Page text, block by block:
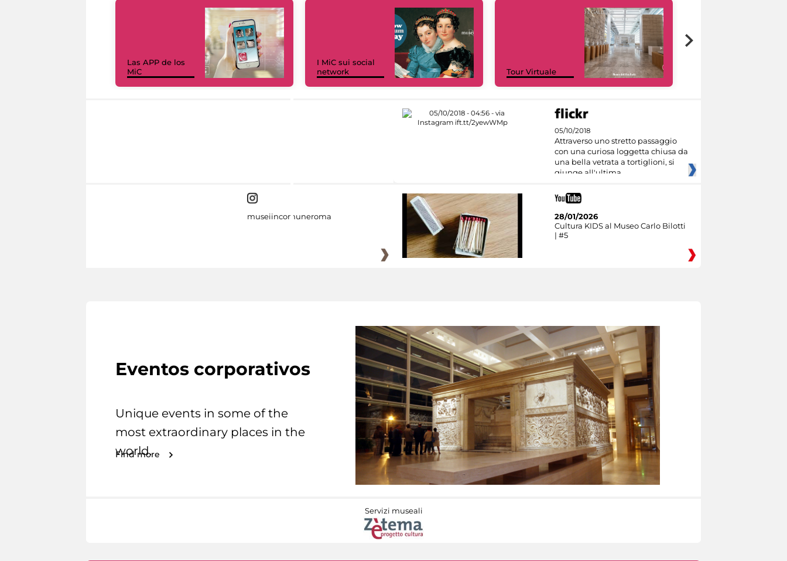
Las APP de los
MiC
I MiC sui social
network
Tour Virtuale
05/10/2018
Attraverso uno stretto passaggio
con una curiosa loggetta chiusa da
una bella vetrata a tortiglioni, si
giunge all'ultima
museiincomuneroma
28/01/2026
Cultura KIDS al Museo Carlo Bilotti
| #5
Eventos corporativos
Unique events in some of the
most extraordinary places in the
world.
Find more
Servizi museali